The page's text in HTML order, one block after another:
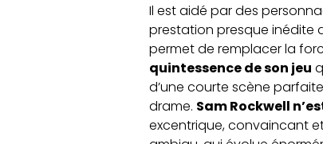
Il est aidé par des
prestation presque inédite
permet de remplacer la
quintessence de son jeu
d’une courte scène
drame. Sam Rockwell
excentrique, convaincant